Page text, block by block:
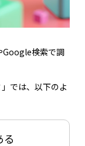
Google検索で調
では、以下のよ